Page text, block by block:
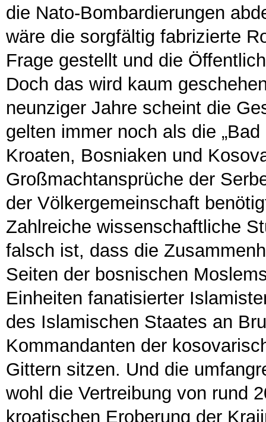
die Nato-Bombardierungen
wäre die sorgfältig fabrizierte
Frage gestellt und die
Doch das wird kaum
neunziger Jahre scheint die
gelten immer noch als die
Kroaten, Bosniaken und
Großmachtansprüche der
der Völkergemeinschaft
Zahlreiche wissenschaftliche
falsch ist, dass die
Seiten der bosnischen
Einheiten fanatisierter
des Islamischen Staates an
Kommandanten der
Gittern sitzen. Und die
wohl die Vertreibung von rund
kroatischen Eroberung der